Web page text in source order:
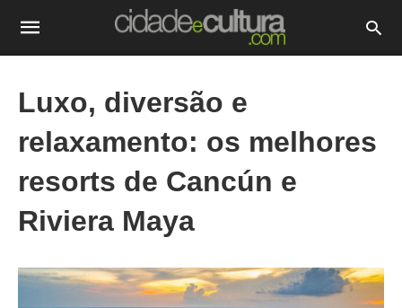
Luxo, diversão e
relaxamento: os melhores
resorts de Cancún e
Riviera Maya